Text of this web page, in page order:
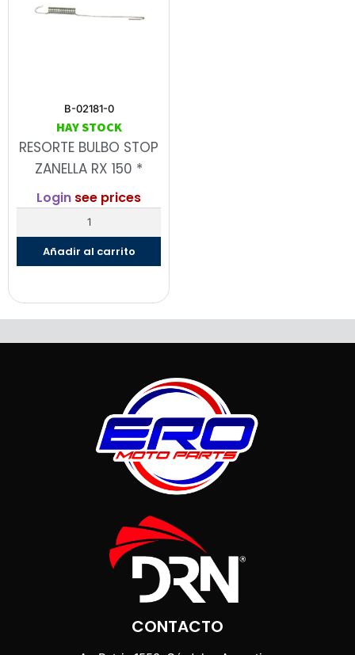
B-02181-0
HAY STOCK
RESORTE BULBO STOP
ZANELLA RX 150 *
Login see prices
Añadir al carrito
CONTACTO